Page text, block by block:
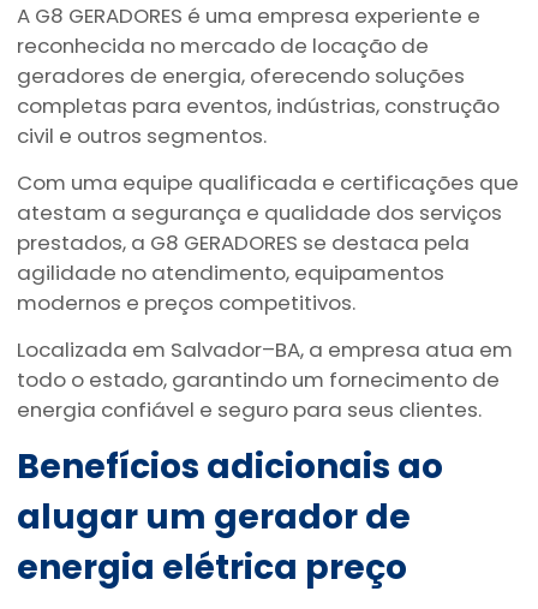
A G8 GERADORES é uma empresa experiente e
reconhecida no mercado de locação de
geradores de energia, oferecendo soluções
completas para eventos, indústrias, construção
civil e outros segmentos.
Com uma equipe qualificada e certificações que
atestam a segurança e qualidade dos serviços
prestados, a G8 GERADORES se destaca pela
agilidade no atendimento, equipamentos
modernos e preços competitivos.
Localizada em Salvador–BA, a empresa atua em
todo o estado, garantindo um fornecimento de
energia confiável e seguro para seus clientes.
Benefícios adicionais ao
alugar um gerador de
energia elétrica preço